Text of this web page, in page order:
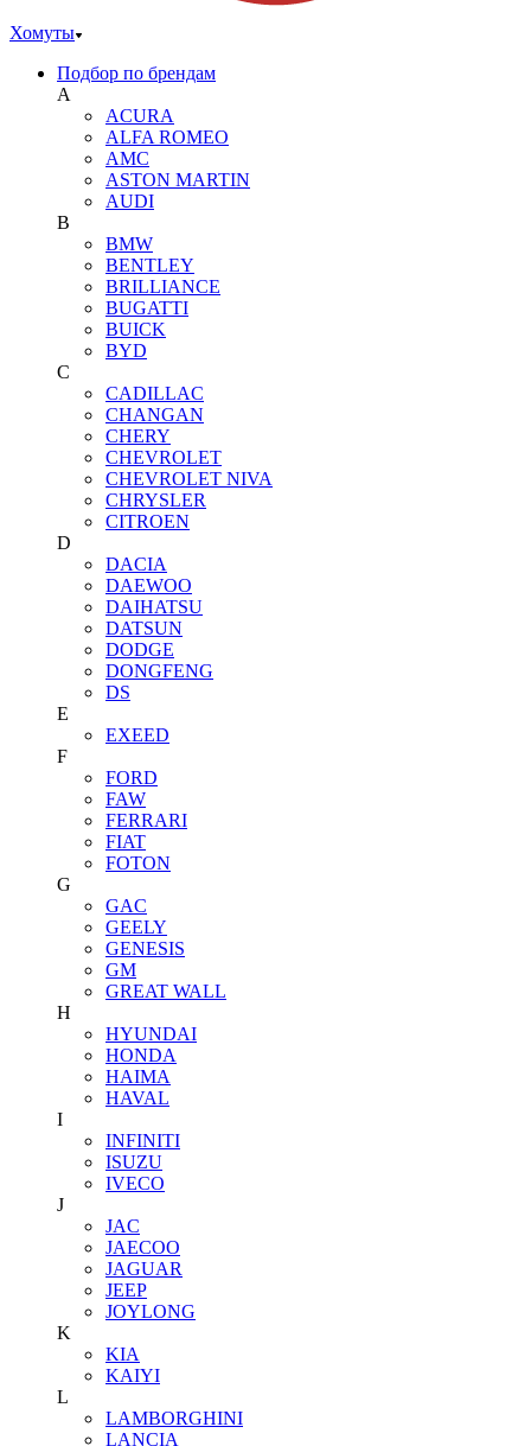
Хомуты
Подбор по брендам
A
ACURA
ALFA ROMEO
AMC
ASTON MARTIN
AUDI
B
BMW
BENTLEY
BRILLIANCE
BUGATTI
BUICK
BYD
C
CADILLAC
CHANGAN
CHERY
CHEVROLET
CHEVROLET NIVA
CHRYSLER
CITROEN
D
DACIA
DAEWOO
DAIHATSU
DATSUN
DODGE
DONGFENG
DS
E
EXEED
F
FORD
FAW
FERRARI
FIAT
FOTON
G
GAC
GEELY
GENESIS
GM
GREAT WALL
H
HYUNDAI
HONDA
HAIMA
HAVAL
I
INFINITI
ISUZU
IVECO
J
JAC
JAECOO
JAGUAR
JEEP
JOYLONG
K
KIA
KAIYI
L
LAMBORGHINI
LANCIA